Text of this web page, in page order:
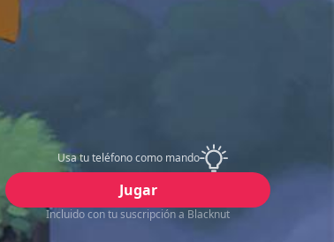
Usa tu teléfono como mando
Jugar
Incluido con tu suscripción a Blacknut